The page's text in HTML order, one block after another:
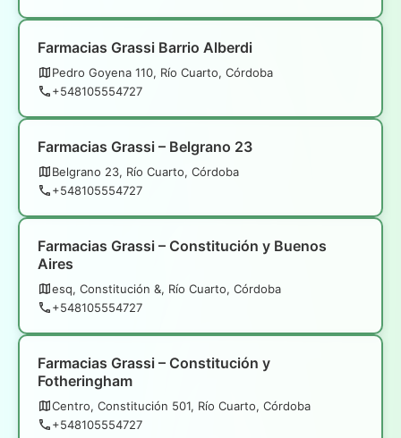
Farmacias Grassi Barrio Alberdi
Pedro Goyena 110, Río Cuarto, Córdoba
+548105554727
Farmacias Grassi – Belgrano 23
Belgrano 23, Río Cuarto, Córdoba
+548105554727
Farmacias Grassi – Constitución y Buenos
Aires
esq, Constitución &, Río Cuarto, Córdoba
+548105554727
Farmacias Grassi – Constitución y
Fotheringham
Centro, Constitución 501, Río Cuarto, Córdoba
+548105554727